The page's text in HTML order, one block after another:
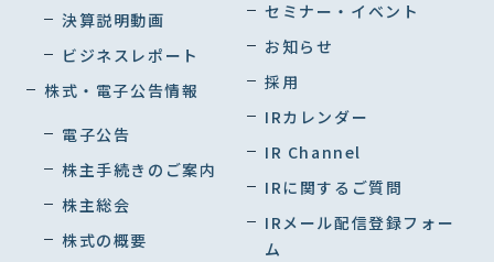
決算説明動画
ビジネスレポート
株式・電子公告情報
電子公告
株主手続きのご案内
株主総会
株式の概要
セミナー・イベント
お知らせ
採用
IRカレンダー
IR Channel
IRに関するご質問
IRメール配信登録フォー
ム